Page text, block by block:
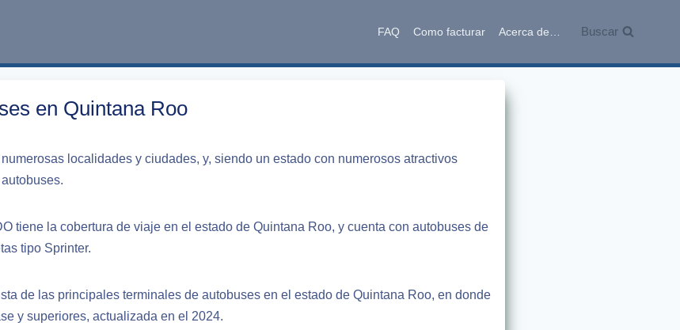
FAQ Como facturar Acerca de… Buscar
en Quintana Roo
localidades y ciudades, y, siendo un estado con numerosos atractivos
tiene la cobertura de viaje en el estado de Quintana Roo, y cuenta con autobuses de
tipo Sprinter.
de las principales terminales de autobuses en el estado de Quintana Roo, en donde
y superiores, actualizada en el 2024.